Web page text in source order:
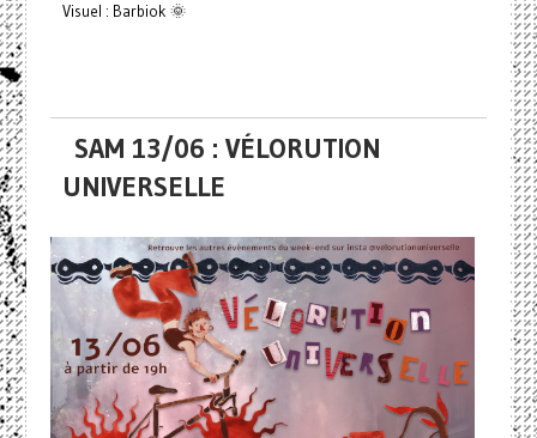
Visuel : Barbiok 🌞
SAM 13/06 : VÉLORUTION
UNIVERSELLE